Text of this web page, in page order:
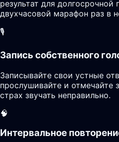
результат для долгосрочной
двухчасовой марафон раз в
🎙️
Запись собственного
Записывайте свои устные
прослушивайте и отмечайте
страх звучать неправильно.
🧠
Интервальное